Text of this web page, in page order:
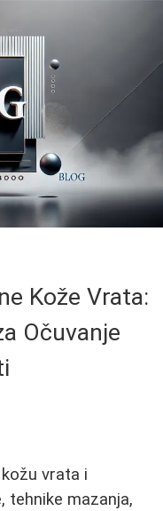
Kože Vrata:
Očuvanje
vrata i
tehnike mazanja,